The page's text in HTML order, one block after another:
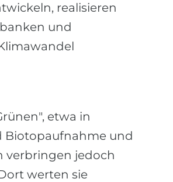
realisieren
und
etwa in
Biotopaufnahme und
verbringen jedoch
werten sie